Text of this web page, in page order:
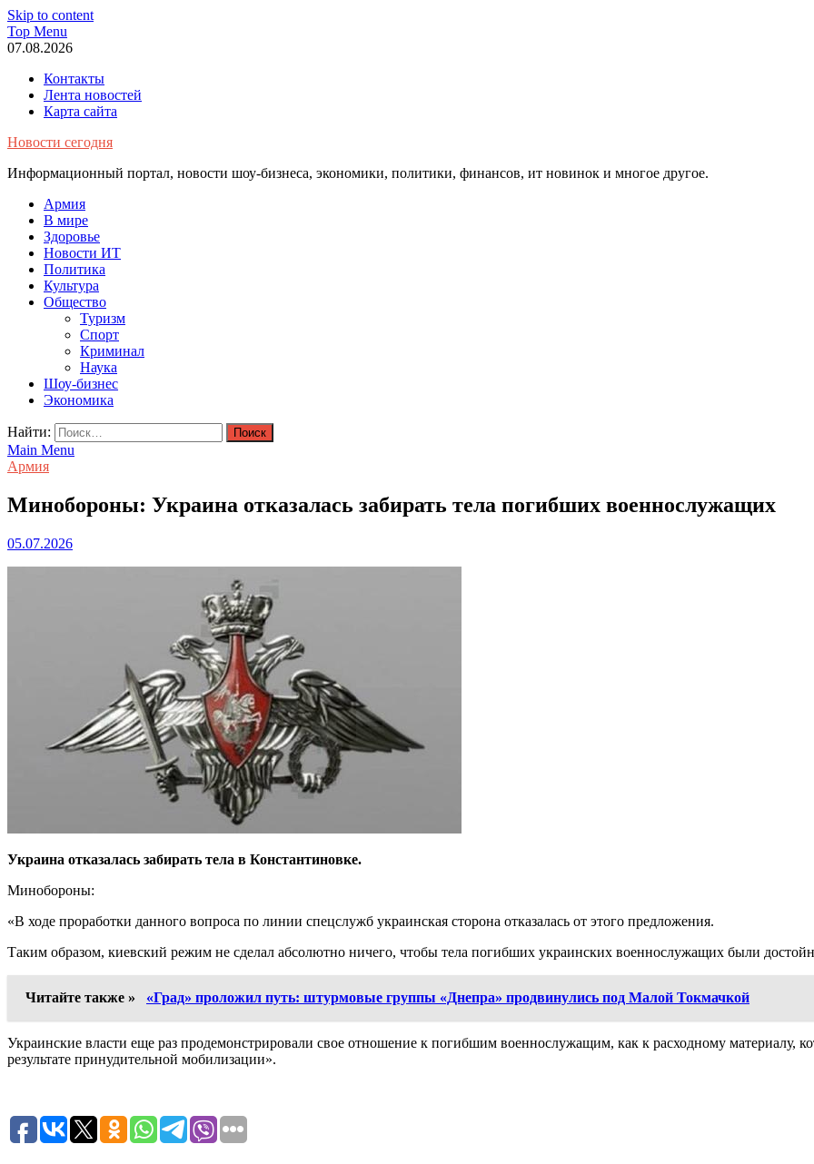
Skip to content
Top Menu
07.08.2026
Контакты
Лента новостей
Карта сайта
Новости сегодня
Информационный портал, новости шоу-бизнеса, экономики, политики, финансов, ит новинок и многое другое.
Армия
В мире
Здоровье
Новости ИТ
Политика
Культура
Общество
Туризм
Спорт
Криминал
Наука
Шоу-бизнес
Экономика
Найти:
Main Menu
Армия
Минобороны: Украина отказалась забирать тела погибших военнослужащих
05.07.2026
Украина отказалась забирать тела в Константиновке.
Минобороны:
«В ходе проработки данного вопроса по линии спецслужб украинская сторона отказалась от этого предложения.
Таким образом, киевский режим не сделал абсолютно ничего, чтобы тела погибших украинских военнослужащих были
Читайте также » «Град» проложил путь: штурмовые группы «Днепра» продвинулись под Малой Токмачкой
Украинские власти еще раз продемонстрировали свое отношение к погибшим военнослужащим, как к расходному материалу,
результате принудительной мобилизации».